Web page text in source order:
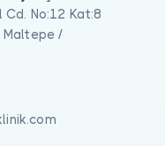
Cd. No:12 Kat:8
Maltepe /